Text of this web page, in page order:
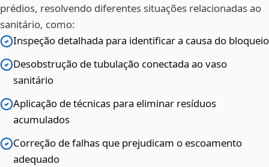
prédios, resolvendo diferentes situações relacionadas ao
sanitário, como:
Inspeção detalhada para identificar a causa do bloqueio
Desobstrução de tubulação conectada ao vaso
sanitário
Aplicação de técnicas para eliminar resíduos
acumulados
Correção de falhas que prejudicam o escoamento
adequado